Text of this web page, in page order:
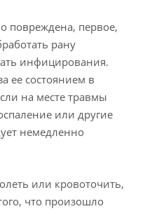
повреждена, первое,
рану
инфицирования.
ее состоянием в
на месте травмы
или другие
немедленно
или кровоточить,
что произошло